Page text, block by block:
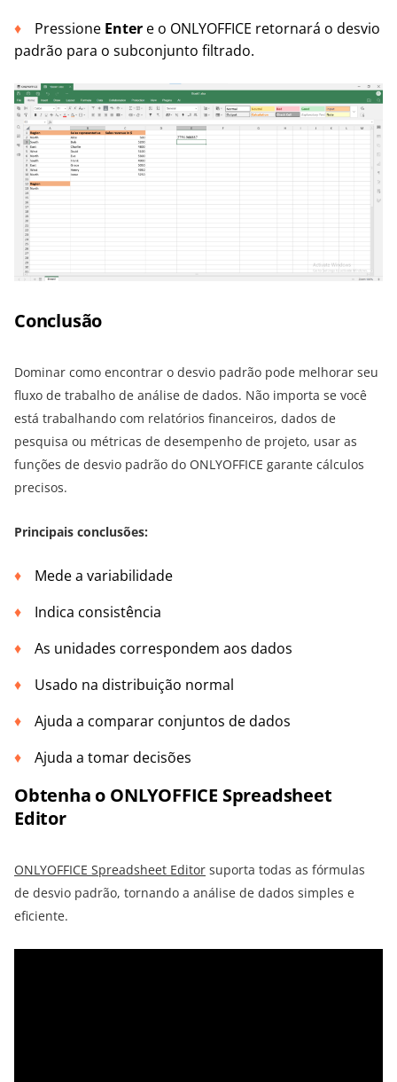
Pressione Enter e o ONLYOFFICE retornará o desvio
padrão para o subconjunto filtrado.
Conclusão
Dominar como encontrar o desvio padrão pode melhorar seu
fluxo de trabalho de análise de dados. Não importa se você
está trabalhando com relatórios financeiros, dados de
pesquisa ou métricas de desempenho de projeto, usar as
funções de desvio padrão do ONLYOFFICE garante cálculos
precisos.
Principais conclusões:
Mede a variabilidade
Indica consistência
As unidades correspondem aos dados
Usado na distribuição normal
Ajuda a comparar conjuntos de dados
Ajuda a tomar decisões
Obtenha o ONLYOFFICE Spreadsheet
Editor
ONLYOFFICE Spreadsheet Editor suporta todas as fórmulas
de desvio padrão, tornando a análise de dados simples e
eficiente.